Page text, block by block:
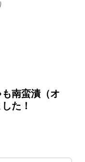
南蛮漬（オ
た！